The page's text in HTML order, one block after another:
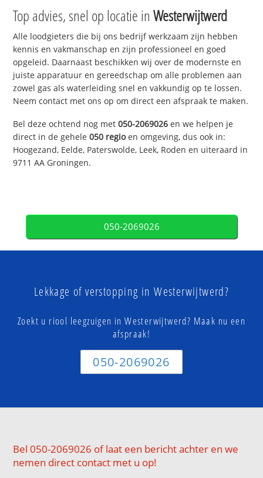
Top advies, snel op locatie inWesterwijtwerd
Alle loodgieters die bij ons bedrijf werkzaam zijn hebben
kennis en vakmanschap en zijn professioneel en goed
opgeleid. Daarnaast beschikken wij over de modernste en
juiste apparatuur en gereedschap om alle problemen aan
zowel gas als waterleiding snel en vakkundig op te lossen.
Neem contact met ons op om direct een afspraak te maken.
Bel deze ochtend nog met050-2069026 en we helpen je
direct in de gehele050 regioen omgeving, dus ook in:
Hoogezand, Eelde, Paterswolde, Leek, Roden en uiteraard in
9711 AA Groningen.
050-2069026
Lekkage of verstopping in Westerwijtwerd?
Zoekt u riool leegzuigen in Westerwijtwerd? Maak nu een
afspraak!
050-2069026
Bel 050-2069026 of laat een bericht achter en we
nemen direct contact met u op!